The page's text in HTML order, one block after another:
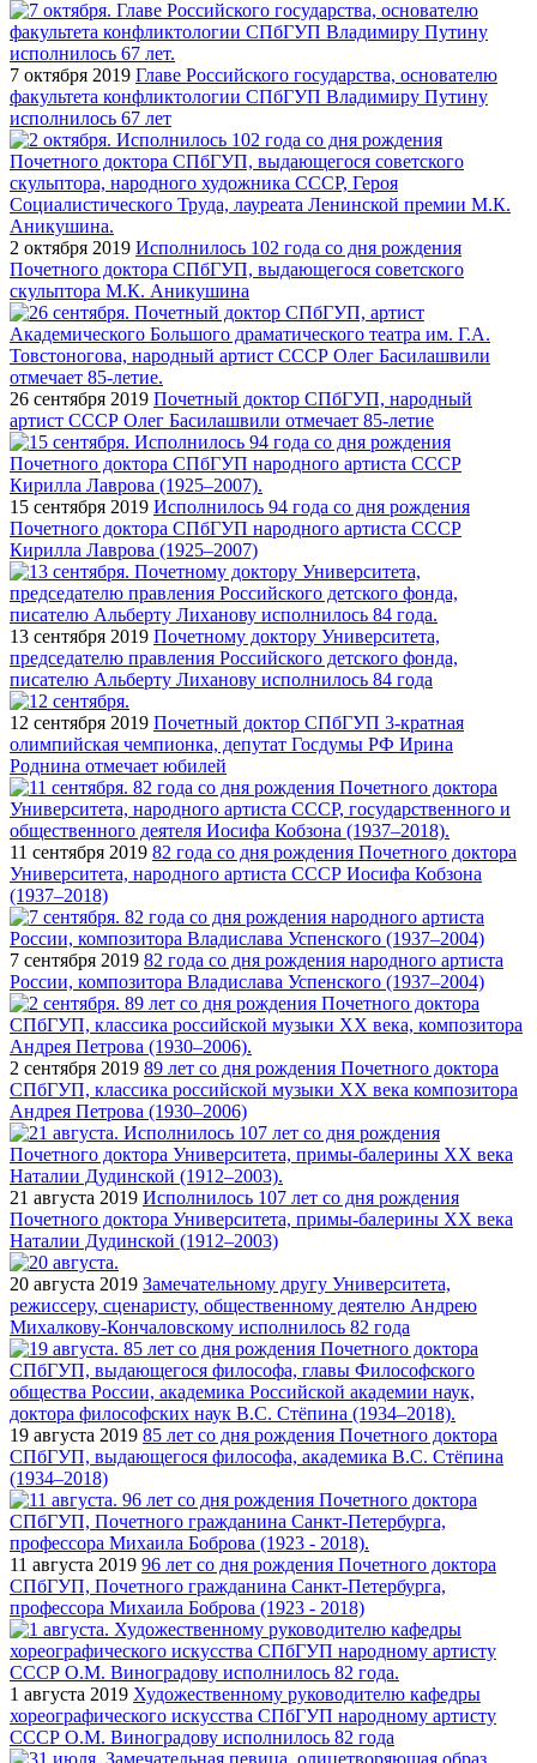
7 октября 2019 Главе Российского государства, основателю
факультета конфликтологии СПбГУП Владимиру Путину
исполнилось 67 лет
2 октября 2019 Исполнилось 102 года со дня рождения
Почетного доктора СПбГУП, выдающегося советского
скульптора М.К. Аникушина
26 сентября 2019 Почетный доктор СПбГУП, народный
артист СССР Олег Басилашвили отмечает 85-летие
15 сентября 2019 Исполнилось 94 года со дня рождения
Почетного доктора СПбГУП народного артиста СССР
Кирилла Лаврова (1925–2007)
13 сентября 2019 Почетному доктору Университета,
председателю правления Российского детского фонда,
писателю Альберту Лиханову исполнилось 84 года
12 сентября 2019 Почетный доктор СПбГУП 3-кратная
олимпийская чемпионка, депутат Госдумы РФ Ирина
Роднина отмечает юбилей
11 сентября 2019 82 года со дня рождения Почетного доктора
Университета, народного артиста СССР Иосифа Кобзона
(1937–2018)
7 сентября 2019 82 года со дня рождения народного артиста
России, композитора Владислава Успенского (1937–2004)
2 сентября 2019 89 лет со дня рождения Почетного доктора
СПбГУП, классика российской музыки ХХ века композитора
Андрея Петрова (1930–2006)
21 августа 2019 Исполнилось 107 лет со дня рождения
Почетного доктора Университета, примы-балерины XX века
Наталии Дудинской (1912–2003)
20 августа 2019 Замечательному другу Университета,
режиссеру, сценаристу, общественному деятелю Андрею
Михалкову-Кончаловскому исполнилось 82 года
19 августа 2019 85 лет со дня рождения Почетного доктора
СПбГУП, выдающегося философа, академика В.С. Стёпина
(1934–2018)
11 августа 2019 96 лет со дня рождения Почетного доктора
СПбГУП, Почетного гражданина Санкт-Петербурга,
профессора Михаила Боброва (1923 - 2018)
1 августа 2019 Художественному руководителю кафедры
хореографического искусства СПбГУП народному артисту
СССР О.М. Виноградову исполнилось 82 года